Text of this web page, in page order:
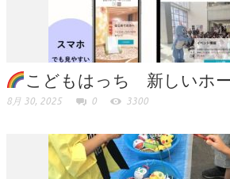
こどもはっち 新しいホ
8月 30, 2025 0 3300